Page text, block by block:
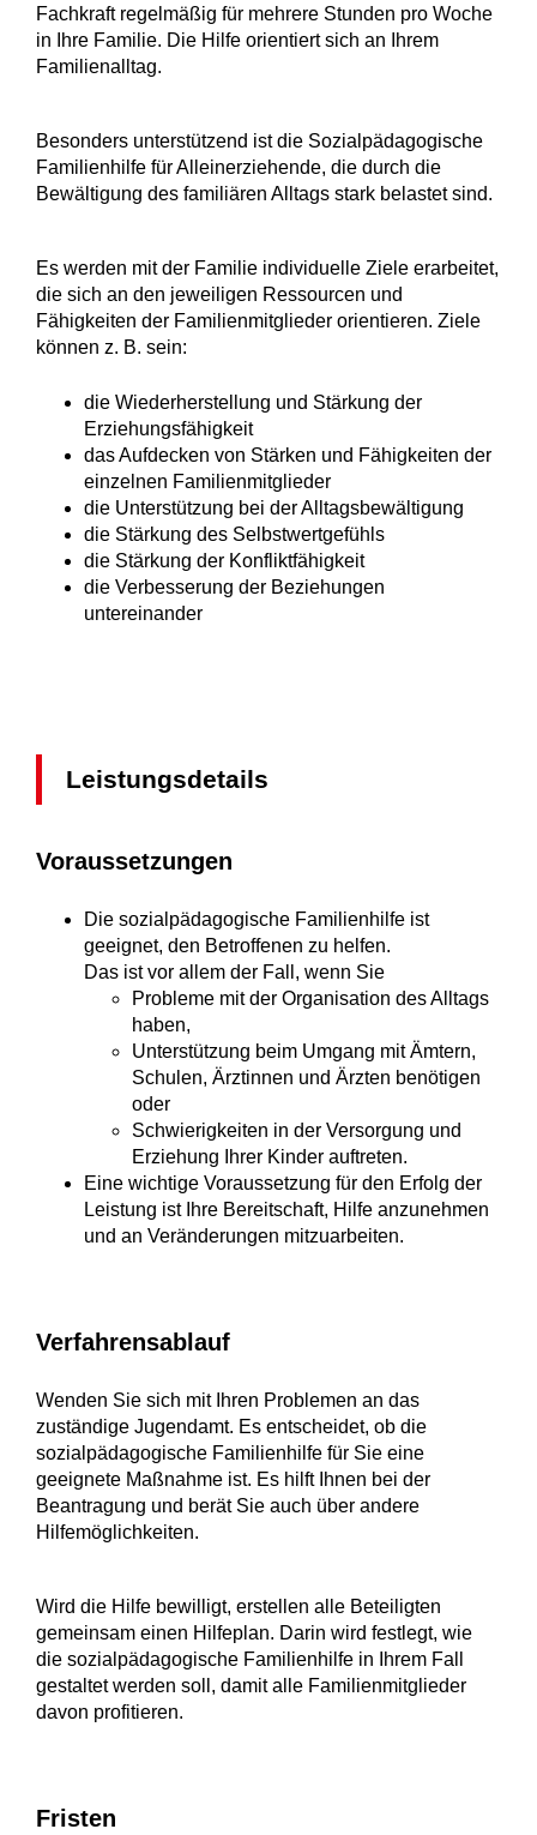
Fachkraft regelmäßig für mehrere Stunden pro Woche
in Ihre Familie. Die Hilfe orientiert sich an Ihrem
Familienalltag.
Besonders unterstützend ist die Sozialpädagogische
Familienhilfe für Alleinerziehende, die durch die
Bewältigung des familiären Alltags stark belastet sind.
Es werden mit der Familie individuelle Ziele erarbeitet,
die sich an den jeweiligen Ressourcen und
Fähigkeiten der Familien­mitglieder orientieren. Ziele
können z. B. sein:
die Wiederherstellung und Stärkung der
Erziehungsfähigkeit
das Aufdecken von Stärken und Fähigkeiten der
einzelnen Familienmitglieder
die Unterstützung bei der Alltagsbewältigung
die Stärkung des Selbstwertgefühls
die Stärkung der Konfliktfähigkeit
die Verbesserung der Beziehungen
untereinander
Leistungsdetails
Voraussetzungen
Die sozialpädagogische Familienhilfe ist
geeignet, den Betroffenen zu helfen.
Das ist vor allem der Fall, wenn Sie
Probleme mit der Organisation des Alltags
haben,
Unterstützung beim Umgang mit Ämtern,
Schulen, Ärztinnen und Ärzten benötigen
oder
Schwierigkeiten in der Versorgung und
Erziehung Ihrer Kinder auftreten.
Eine wichtige Voraussetzung für den Erfolg der
Leistung ist Ihre Bereitschaft, Hilfe anzunehmen
und an Veränderungen mitzuarbeiten.
Verfahrensablauf
Wenden Sie sich mit Ihren Problemen an das
zuständige Jugendamt. Es entscheidet, ob die
sozialpädagogische Familienhilfe für Sie eine
geeignete Maßnahme ist. Es hilft Ihnen bei der
Beantragung und berät Sie auch über andere
Hilfemöglichkeiten.
Wird die Hilfe bewilligt, erstellen alle Beteiligten
gemeinsam einen Hilfeplan. Darin wird festlegt, wie
die sozialpädagogische Familienhilfe in Ihrem Fall
gestaltet werden soll, damit alle Familienmitglieder
davon profitieren.
Fristen